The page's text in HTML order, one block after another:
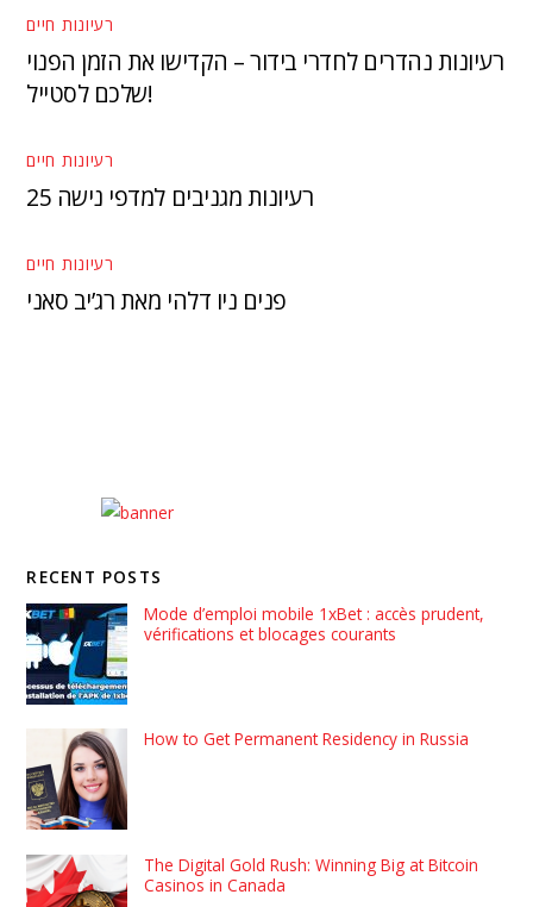
רעיונות חיים
רעיונות נהדרים לחדרי בידור – הקדישו את הזמן הפנוי
שלכם לסטייל!
רעיונות חיים
25 רעיונות מגניבים למדפי נישה
רעיונות חיים
פנים ניו דלהי מאת רג’יב סאני
RECENT POSTS
Mode d’emploi mobile 1xBet : accès prudent,
vérifications et blocages courants
How to Get Permanent Residency in Russia
The Digital Gold Rush: Winning Big at Bitcoin
Casinos in Canada